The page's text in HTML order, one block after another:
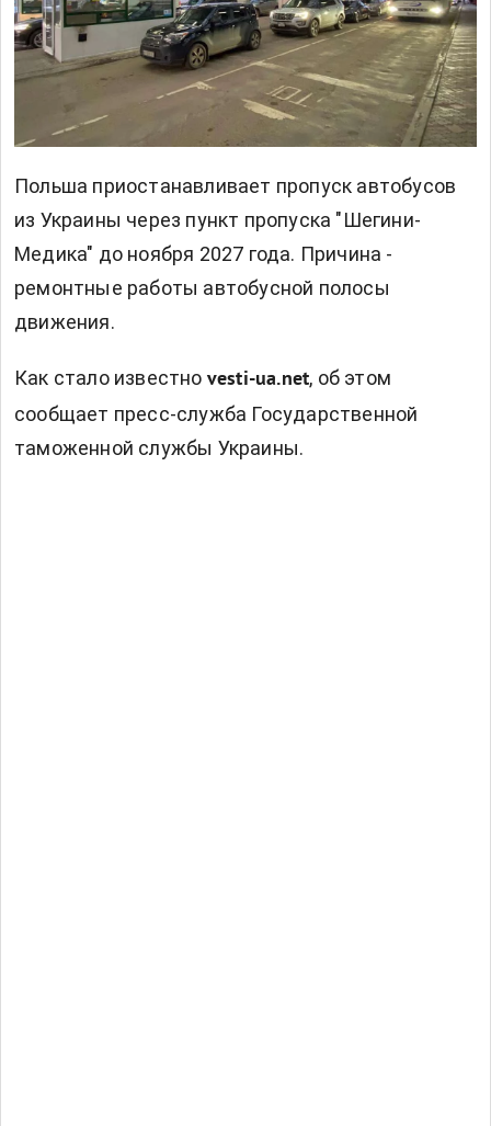
Польша приостанавливает пропуск автобусов
из Украины через пункт пропуска "Шегини-
Медика" до ноября 2027 года. Причина -
ремонтные работы автобусной полосы
движения.
Как стало известно vesti-ua.net, об этом
сообщает пресс-служба Государственной
таможенной службы Украины.